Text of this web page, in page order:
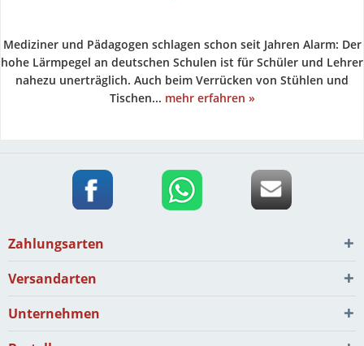
Mediziner und Pädagogen schlagen schon seit Jahren Alarm: Der
hohe Lärmpegel an deutschen Schulen ist für Schüler und Lehrer
nahezu unerträglich. Auch beim Verrücken von Stühlen und
Tischen... mehr erfahren »
Zahlungsarten
Versandarten
Unternehmen